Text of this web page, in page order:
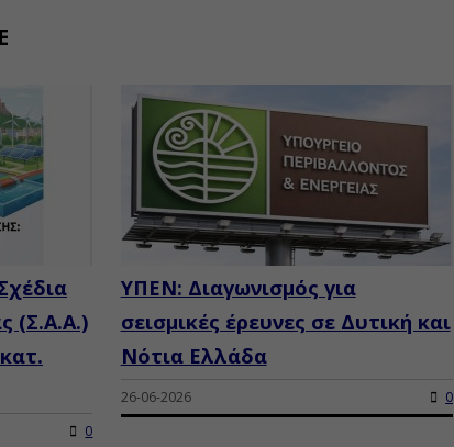
(Σ.Α.Α.)
0
ΥΠΕΝ: Διαγωνισμός για
σεισμικές έρευνες σε Δυτική και
Νότια Ελλάδα
26-06-2026 0